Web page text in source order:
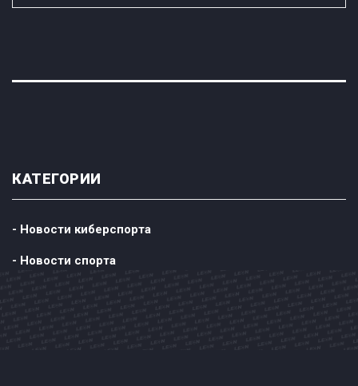
КАТЕГОРИИ
- Новости киберспорта
- Новости спорта